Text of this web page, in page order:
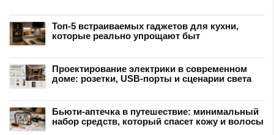
Топ-5 встраиваемых гаджетов для кухни,
которые реально упрощают быт
Проектирование электрики в современном
доме: розетки, USB-порты и сценарии света
Бьюти-аптечка в путешествие: минимальный
набор средств, который спасет кожу и волосы